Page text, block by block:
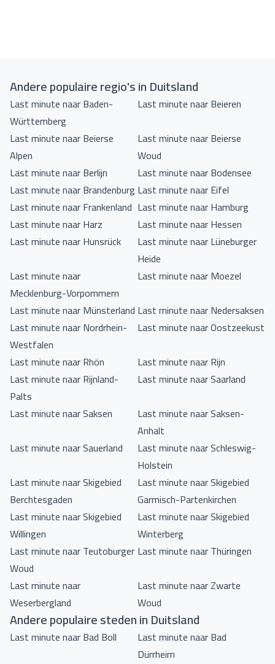
Andere populaire regio's in Duitsland
Last minute naar Baden-
Württemberg
Last minute naar Beieren
Last minute naar Beierse
Alpen
Last minute naar Beierse
Woud
Last minute naar Berlijn
Last minute naar Bodensee
Last minute naar Brandenburg Last minute naar Eifel
Last minute naar Frankenland Last minute naar Hamburg
Last minute naar Harz
Last minute naar Hessen
Last minute naar Hunsrück
Last minute naar Lüneburger
Heide
Last minute naar
Mecklenburg-Vorpommern
Last minute naar Moezel
Last minute naar Münsterland Last minute naar Nedersaksen
Last minute naar Nordrhein-
Westfalen
Last minute naar Oostzeekust
Last minute naar Rhön
Last minute naar Rijn
Last minute naar Rijnland-
Palts
Last minute naar Saarland
Last minute naar Saksen
Last minute naar Saksen-
Anhalt
Last minute naar Sauerland
Last minute naar Schleswig-
Holstein
Last minute naar Skigebied
Berchtesgaden
Last minute naar Skigebied
Garmisch-Partenkirchen
Last minute naar Skigebied
Willingen
Last minute naar Skigebied
Winterberg
Last minute naar Teutoburger
Woud
Last minute naar Thüringen
Last minute naar
Weserbergland
Last minute naar Zwarte
Woud
Andere populaire steden in Duitsland
Last minute naar Bad Boll
Last minute naar Bad
Dürrheim